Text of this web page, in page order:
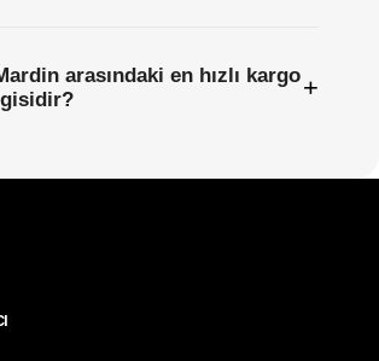
arasındaki en hızlı kargo+